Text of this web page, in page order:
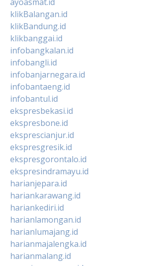
klikBalangan.id
klikBandung.id
klikbanggai.id
infobangkalan.id
infobangli.id
infobanjarnegara.id
infobantaeng.id
infobantul.id
ekspresbekasi.id
ekspresbone.id
eksprescianjur.id
ekspresgresik.id
ekspresgorontalo.id
ekspresindramayu.id
harianjepara.id
hariankarawang.id
hariankediri.id
harianlamongan.id
harianlumajang.id
harianmajalengka.id
harianmalang.id